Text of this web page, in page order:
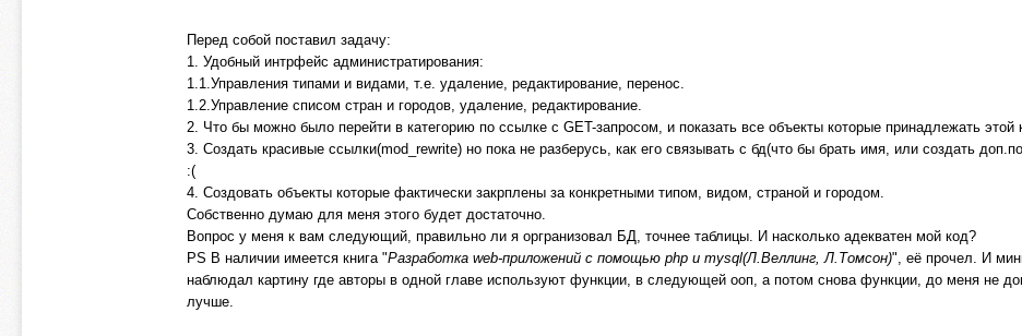
Перед собой поставил задачу:
1. Удобный интрфейс администратирования:
1.1.Управления типами и видами, т.е. удаление, редактирование, перенос.
1.2.Управление списом стран и городов, удаление, редактирование.
2. Что бы можно было перейти в категорию по ссылке с GET-запросом, и показать все объекты которые принадлежать этой
3. Создать красивые ссылки(mod_rewrite) но пока не разберусь, как его связывать с бд(что бы брать имя, или создать
:(
4. Создовать объекты которые фактически закрплены за конкретными типом, видом, страной и городом.
Собственно думаю для меня этого будет достаточно.
Вопрос у меня к вам следующий, правильно ли я оргранизовал БД, точнее таблицы. И насколько адекватен мой код?
PS В наличии имеется книга "Разработка web-приложений с помощью php и mysql(Л.Веллинг, Л.Томсон)", её прочел. И
наблюдал картину где авторы в одной главе используют функции, в следующей ооп, а потом снова функции, до меня не
лучше.